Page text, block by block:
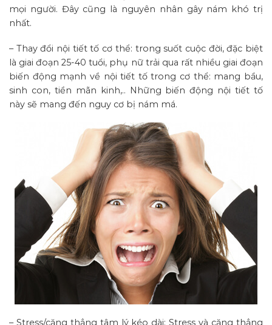
mọi người. Đây cũng là nguyên nhân gây nám khó trị
nhất.
– Thay đổi nội tiết tố cơ thể: trong suốt cuộc đời, đặc biệt
là giai đoạn 25-40 tuổi, phụ nữ trải qua rất nhiều giai đoạn
biến động mạnh về nội tiết tố trong cơ thể: mang bầu,
sinh con, tiền mãn kinh,.. Những biến động nội tiết tố
này sẽ mang đến nguy cơ bị nám má.
– Stress/căng thẳng tâm lý kéo dài: Stress và căng thẳng